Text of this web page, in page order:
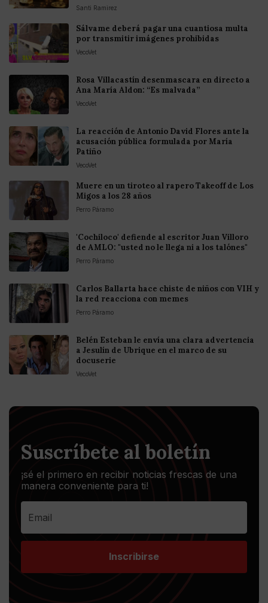
Santi Ramirez
Sálvame deberá pagar una cuantiosa multa
por transmitir imágenes prohibidas
VecoVet
Rosa Villacastín desenmascara en directo a
Ana María Aldon: “Es malvada”
VecoVet
La reacción de Antonio David Flores ante la
acusación pública formulada por María
Patiño
VecoVet
Muere en un tiroteo al rapero Takeoff de Los
Migos a los 28 años
Perro Páramo
'Cochiloco' defiende al escritor Juan Villoro
de AMLO: "usted no le llega ni a los talónes"
Perro Páramo
Carlos Ballarta hace chiste de niños con VIH y
la red reacciona con memes
Perro Páramo
Belén Esteban le envía una clara advertencia
a Jesulín de Ubrique en el marco de su
docuserie
VecoVet
Suscríbete al boletín
¡sé el primero en recibir noticias frescas de una
manera conveniente para ti!
Inscribirse